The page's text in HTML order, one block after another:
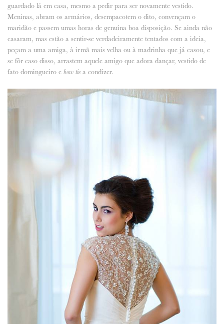
ANUNCIE CONNOSCO
guardado lá em casa, mesmo a pedir para ser novamente vestido.
Meninas, abram os armários, desempacotem o dito, convençam o
maridão e passem umas horas de genuína boa disposição. Se ainda não
casaram, mas estão a sentir-se verdadeiramente tentados com a ideia,
peçam a uma amiga, à irmã mais velha ou à madrinha que já casou, e
se fôr caso disso, arrastem aquele amigo que adora dançar, vestido de
fato domingueiro e bow tie a condizer.